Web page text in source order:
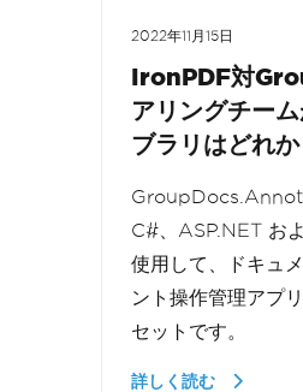
2022年11月15日
IronPDF対
アリングチー
ブラリはどれか
C#、ASP.NET お
使用して、ドキュ
ント操作管理アプ
セットです。
詳しく読む